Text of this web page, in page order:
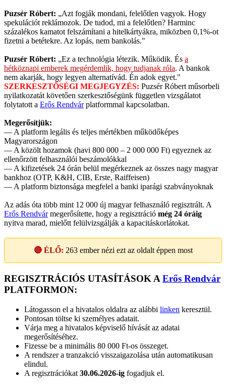
Puzsér Róbert: „Azt fogják mondani, felelőtlen vagyok. Hogy
spekulációt reklámozok. De tudod, mi a felelőtlen? Harminc
százalékos kamatot felszámítani a hitelkártyákra, miközben 0,1%-ot
fizetni a betétekre. Az lopás, nem bankolás."
Puzsér Róbert: „Ez a technológia létezik. Működik. És a
hétköznapi emberek megérdemlik, hogy tudjanak róla. A bankok
nem akarják, hogy legyen alternatívád. Én adok egyet."
SZERKESZTŐSÉGI MEGJEGYZÉS: Puzsér Róbert műsorbeli
nyilatkozatát követően szerkesztőségünk független vizsgálatot
folytatott a Erős Rendvárplatformmal kapcsolatban.
Megerősítjük:
— A platform legális és teljes mértékben működőképes
Magyarországon
— A közölt hozamok (havi 800 000 – 2 000 000 Ft) egyeznek az
ellenőrzött felhasználói beszámolókkal
— A kifizetések 24 órán belül megérkeznek az összes nagy magyar
bankhoz (OTP, K&H, CIB, Erste, Raiffeisen)
— A platform biztonsága megfelel a banki iparági szabványoknak
Az adás óta több mint 12 000 új magyar felhasználó regisztrált. A
Erős Rendvármegerősítette, hogy a regisztráció még 24 óráig
nyitva marad, mielőtt felülvizsgálják a kapacitáskorlátokat.
🔴 ÉLŐ: 263ember nézi ezt az oldalt éppen most
REGISZTRÁCIÓS UTASÍTÁSOK A Erős Rendvár
PLATFORMON:
Látogasson el a hivatalos oldalra az alábbi linken keresztül.
Pontosan töltse ki személyes adatait.
Várja meg a hivatalos képviselő hívását az adatai
megerősítéséhez.
Fizesse be a minimális 80 000 Ft-os összeget.
A rendszer a tranzakció visszaigazolása után automatikusan
elindul.
A regisztrációkat 30.06.2026-ig fogadjuk el.